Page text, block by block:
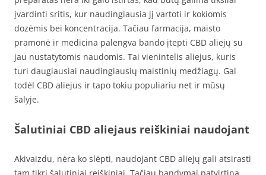
įvardinti sritis, kur naudingiausia jį vartoti ir kokiomis
dozėmis bei koncentracija. Tačiau farmacija, maisto
pramonė ir medicina palengva bando įtepti CBD aliejų su
jau nustatytomis naudomis. Tai vienintelis aliejus, kuris
turi daugiausiai naudingiausių maistinių medžiagų. Gal
todėl CBD aliejus ir tapo tokiu populiariu net ir mūsų
šalyje.
Šalutiniai CBD aliejaus reiškiniai naudojant
Akivaizdu, nėra ko slėpti, naudojant CBD aliejų gali atsirasti